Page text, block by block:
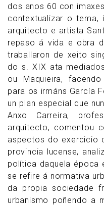
dos anos 60 con
contextualizar o tema,
arquitecto e artista
repaso á vida e obra
traballaron de xeito
do s. XIX ata
ou Maquieira,
para os irmáns García
un plan especial que
Anxo Carreira,
arquitecto, comentou
aspectos do exercicio
provincia lucense,
política daquela época
se refire á normativa
da propia sociedade
urbanismo poñendo a